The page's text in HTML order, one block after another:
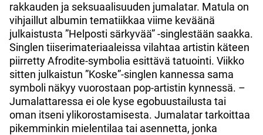
rakkauden ja seksuaalisuuden jumalatar. Matula on
vihjaillut albumin tematiikkaa viime keväänä
julkaistusta ”Helposti särkyvää” -singlestään saakka.
Singlen tiiserimateriaaleissa vilahtaa artistin käteen
piirretty Afrodite-symbolia esittävä tatuointi. Viikko
sitten julkaistun ”Koske”-singlen kannessa sama
symboli näkyy vuorostaan pop-artistin kynnessä. –
Jumalattaressa ei ole kyse egobuustailusta tai
oman itseni ylikorostamisesta. Jumalatar tarkoittaa
pikemminkin mielentilaa tai asennetta, jonka